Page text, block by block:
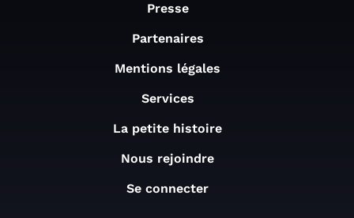
Presse
Partenaires
Mentions légales
Services
La petite histoire
Nous rejoindre
Se connecter